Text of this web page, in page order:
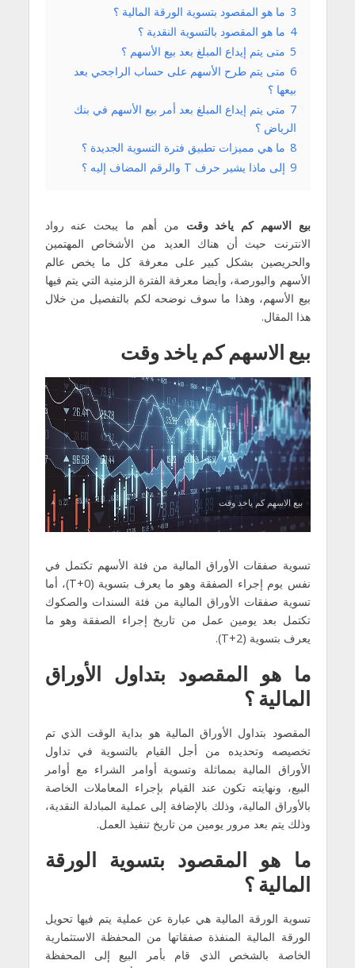
3 ما هو المقصود بتسوية الورقة المالية ؟
4 ما هو المقصود بالتسوية النقدية ؟
5 متى يتم إيداع المبلغ بعد بيع الأسهم ؟
6 متى يتم طرح الأسهم على حساب الراجحي بعد
بيعها ؟
7 متي يتم إيداع المبلغ بعد أمر بيع الأسهم في بنك
الرياض ؟
8 ما هي مميزات تطبيق فترة التسوية الجديدة ؟
9 إلى ماذا يشير حرف T والرقم المضاف إليه ؟
بيع الاسهم كم ياخد وقت من أهم ما يبحث عنه رواد
الانترنت حيث أن هناك العديد من الأشخاص المهتمين
والحريصين بشكل كبير على معرفة كل ما يخص عالم
الأسهم والبورصة، وأيضا معرفة الفترة الزمنية التي يتم فيها
بيع الأسهم، وهذا ما سوف نوضحه لكم بالتفصيل من خلال
هذا المقال.
بيع الاسهم كم ياخد وقت
بيع الاسهم كم ياخد وقت
تسوية صفقات الأوراق المالية من فئة الأسهم تكتمل في
نفس يوم إجراء الصفقة وهو ما يعرف بتسوية (T+0)، أما
تسوية صفقات الأوراق المالية من فئة السندات والصكوك
تكتمل بعد يومين عمل من تاريخ إجراء الصفقة وهو ما
يعرف بتسوية (T+2).
ما هو المقصود بتداول الأوراق
المالية ؟
المقصود بتداول الأوراق المالية هو بداية الوقت الذي تم
تخصيصه وتحديده من أجل القيام بالتسوية في تداول
الأوراق المالية بمماثلة وتسوية أوامر الشراء مع أوامر
البيع، ونهايته تكون عند القيام بإجراء المعاملات الخاصة
بالأوراق المالية، وذلك بالإضافة إلى عملية المبادلة النقدية،
وذلك يتم بعد مرور يومين من تاريخ تنفيذ العمل.
ما هو المقصود بتسوية الورقة
المالية ؟
تسوية الورقة المالية هي عبارة عن عملية يتم فيها تحويل
الورقة المالية المنفذة صفقاتها من المحفظة الاستثمارية
الخاصة بالشخص الذي قام بأمر البيع إلى المحفظة